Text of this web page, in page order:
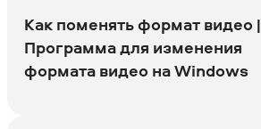
Как поменять формат видео |
Программа для изменения
формата видео на Windows